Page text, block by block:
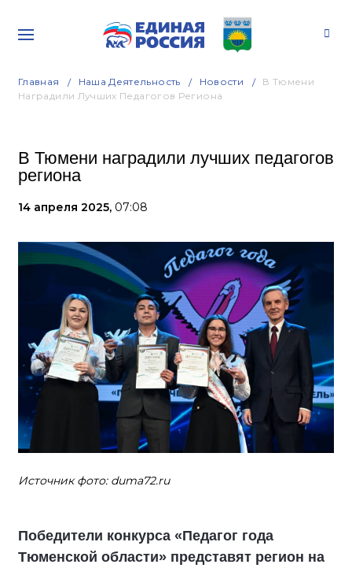
Главная Наша Деятельность Новости
В Тюмени
Наградили Лучших Педагогов Региона
В Тюмени наградили лучших педагогов
региона
14 апреля 2025, 07:08
Источник фото: duma72.ru
Победители конкурса «Педагог года
Тюменской области» представят регион на